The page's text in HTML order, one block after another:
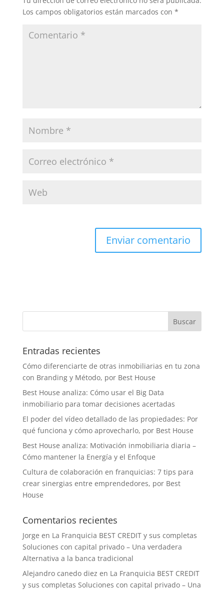
Los campos obligatorios están marcados con *
Entradas recientes
Cómo diferenciarte de otras inmobiliarias en tu zona
con Branding y Método, por Best House
Best House analiza: Cómo usar el Big Data
inmobiliario para tomar decisiones acertadas
El poder del vídeo detallado de las propiedades: Por
qué funciona y cómo aprovecharlo, por Best House
Best House analiza: Motivación inmobiliaria diaria –
Cómo mantener la Energía y el Enfoque
Cultura de colaboración en franquicias: 7 tips para
crear sinergias entre emprendedores, por Best
House
Comentarios recientes
Jorge en La Franquicia BEST CREDIT y sus completas
Soluciones con capital privado – Una verdadera
Alternativa a la banca tradicional
Alejandro canedo diez en La Franquicia BEST CREDIT
y sus completas Soluciones con capital privado – Una